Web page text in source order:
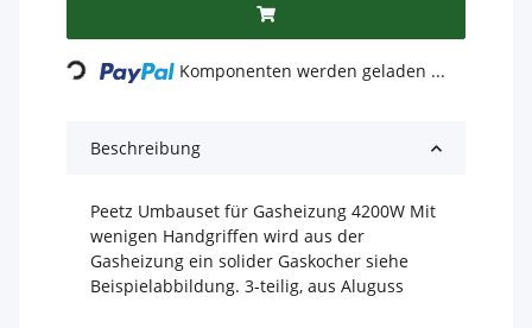
Loading... Komponenten werden geladen ...
Beschreibung
Peetz Umbauset für Gasheizung 4200W Mit
wenigen Handgriffen wird aus der
Gasheizung ein solider Gaskocher siehe
Beispielabbildung. 3-teilig, aus Aluguss